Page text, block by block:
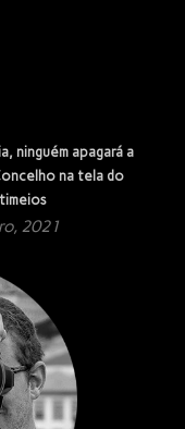
ninguém apagará a
na tela do
2021